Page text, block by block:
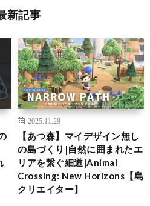
新記事
2025.11.29
【あつ森】マイデザイン無し
の島づくり|自然に囲まれたエ
リアを繋ぐ細道|Animal
Crossing: New Horizons【島
クリエイター】